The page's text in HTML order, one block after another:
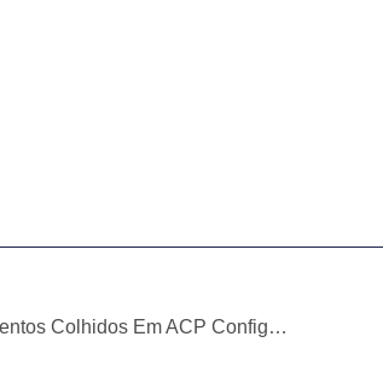
(Im) Possibilidade De Elementos Colhidos Em ACP Configurarem Justa Causa Para A Ação Penal